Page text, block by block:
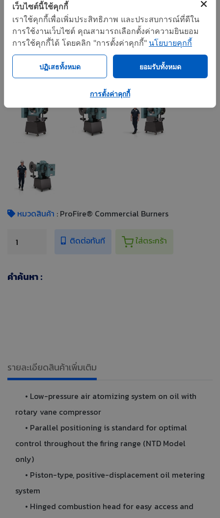
The ProFire® D series forced draft design allows for
trouble-free and superior efficiency across a wide range
of applications.
รูปเพิ่มเติม
หมวดสินค้า : ProFire® Commercial Burners
ติดต่อทันที ใส่ตระกร้า
คำค้นหา :
รายละเอียดสินค้าเพิ่มเติม
• Low-pressure air atomizing system on oil with
rotary vane compressor
• Parallel positioning is standard for optimal
control throughout the firing range (NTD Model
only)
• Piston-type, positive-displacement oil metering
system
• Hinged combustion head for easy access and
เว็บไซต์นี้ใช้คุกกี้
เราใช้คุกกี้เพื่อเพิ่มประสิทธิภาพ และประสบการณ์ที่ดีใน
การใช้งานเว็บไซต์ คุณสามารถเลือกตั้งค่าความยินยอม
การใช้คุกกี้ได้ โดยคลิก "การตั้งค่าคุกกี้" นโยบายคุกกี้
ปฏิเสธทั้งหมด ยอมรับทั้งหมด
การตั้งค่าคุกกี้